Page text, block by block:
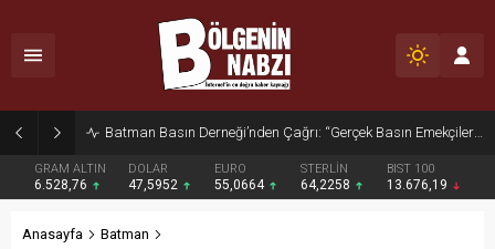
Zabıta Ekiplerinden Yol ve Kaldırım İşgaline Geçit Yok!
GRAM ALTIN
6.528,76
DOLAR
47,5952
EURO
55,0664
STERLİN
64,2258
BIST 100
13.676,19
Anasayfa
Batman